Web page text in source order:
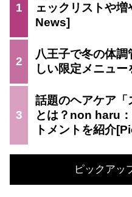
1
ェックリストや増
2
八王子で冬の体
しい限定メニュー
3
話題のヘアケア「
とは？non haru
トメントを紹介
ピックアッ